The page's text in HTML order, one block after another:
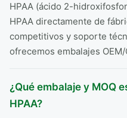
HPAA (ácido 2-
HPAA directamente de
competitivos y soporte
ofrecemos embalajes
¿Qué embalaje y MOQ
HPAA?